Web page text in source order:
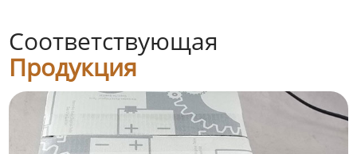
Соответствующая
Продукция